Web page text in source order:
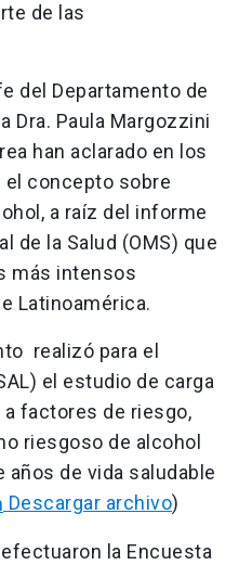
de las
del Departamento de
Dra. Paula Margozzini
han aclarado en los
concepto sobre
a raíz del informe
de la Salud (OMS) que
más intensos
Latinoamérica.
realizó para el
el estudio de carga
factores de riesgo,
riesgoso de alcohol
años de vida saludable
Descargar archivo)
la Encuesta